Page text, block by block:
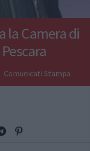
la Camera di
Comunicati Stampa